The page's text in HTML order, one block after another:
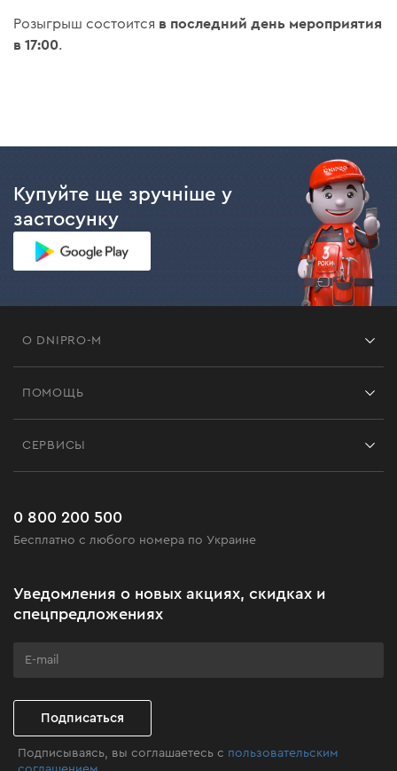
Розыгрыш состоится в последний день мероприятия
в17:00.
Купуйте ще зручніше у
застосунку
О DNIPRO-M
Черная пятница
Клуб мастерства
ПОМОЩЬ
Часто задаваемые вопросы
СЕРВИСЫ
0 800 200 500
Бесплатно с любого номера по Украине
Уведомления о новых акциях, скидках и
спецпредложениях
Подписаться
Подписываясь, вы соглашаетесь с пользовательским